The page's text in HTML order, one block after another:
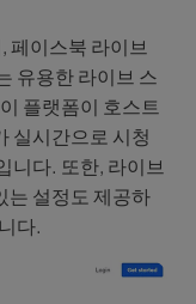
페이스북 라이브
유용한 라이브 스
플랫폼이 호스트
실시간으로 시청
니다. 또한, 라이브
는 설정도 제공하
다.